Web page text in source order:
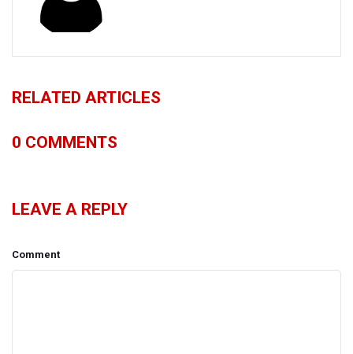
RELATED ARTICLES
0 COMMENTS
LEAVE A REPLY
Comment